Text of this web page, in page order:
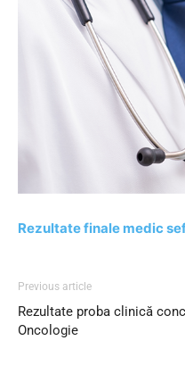
Rezultate finale medic
Previous article
Rezultate proba clinică
Oncologie